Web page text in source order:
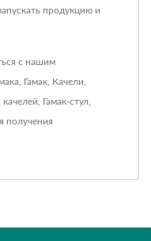
продукцию и
с нашим
Гамак Качели
качелей Гамак-стул
получения